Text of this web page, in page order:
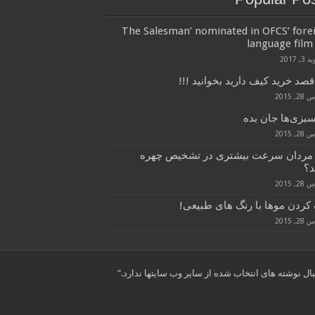
‘The Salesman’ nominated in OFCS’
language
2017
قصد خرید کیف دارید بخوانید !!!
2015
سبزی‌ها جان بده
2015
مردان سرعت بیشتری در تشخیص چهره
2015
کردن موها با رنگ های طبیعی!
2015